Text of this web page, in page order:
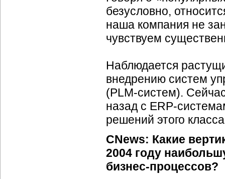
безусловно,
наша компания не
чувствуем
Наблюдается
внедрению систем
(PLM-систем).
назад с ERP-
решений этого
CNews: Какие
2004 году
бизнес-процессов?